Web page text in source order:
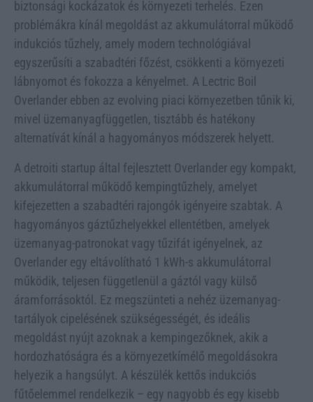
biztonsági kockázatok és környezeti terhelés. Ezen
problémákra kínál megoldást az akkumulátorral működő
indukciós tűzhely, amely modern technológiával
egyszerűsíti a szabadtéri főzést, csökkenti a környezeti
lábnyomot és fokozza a kényelmet. A Lectric Boil
Overlander ebben az evolving piaci környezetben tűnik ki,
mivel üzemanyagfüggetlen, tisztább és hatékony
alternatívát kínál a hagyományos módszerek helyett.
A detroiti startup által fejlesztett Overlander egy kompakt,
akkumulátorral működő kempingtűzhely, amelyet
kifejezetten a szabadtéri rajongók igényeire szabtak. A
hagyományos gáztűzhelyekkel ellentétben, amelyek
üzemanyag-patronokat vagy tűzifát igényelnek, az
Overlander egy eltávolítható 1 kWh-s akkumulátorral
működik, teljesen függetlenül a gáztól vagy külső
áramforrásoktól. Ez megszünteti a nehéz üzemanyag-
tartályok cipelésének szükségességét, és ideális
megoldást nyújt azoknak a kempingezőknek, akik a
hordozhatóságra és a környezetkímélő megoldásokra
helyezik a hangsúlyt. A készülék kettős indukciós
fűtőelemmel rendelkezik – egy nagyobb és egy kisebb